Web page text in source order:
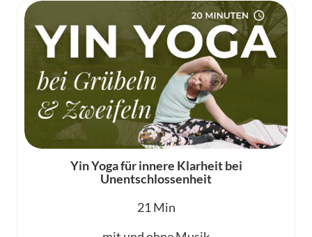
Yin Yoga für innere Klarheit bei
Unentschlossenheit
21